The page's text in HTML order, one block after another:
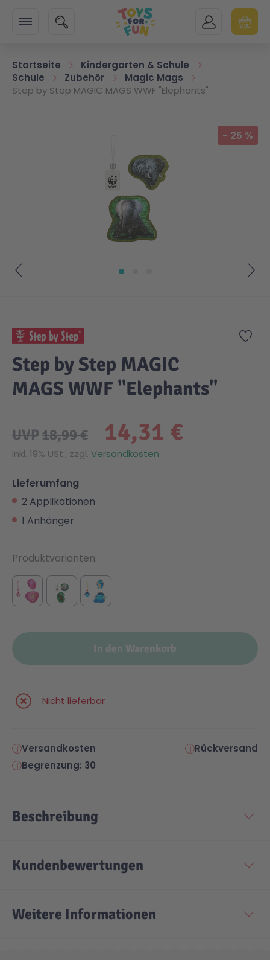
SUCHE MEIN KONTO
Startseite
Kindergarten & Schule
Schule
Zubehör
Magic Mags
Step by Step MAGIC MAGS WWF "Elephants"
- 25 %
Zur
Step by Step MAGIC
MAGS WWF "Elephants"
14,31 €
UVP18,99 €
Inkl. 19% USt., zzgl. Versandkosten
Lieferumfang
2 Applikationen
1 Anhänger
In den Warenkorb
Nicht lieferbar
Produktvarianten
Versandkosten
Rückversand
Begrenzung: 30
Beschreibung
Kundenbewertungen
Weitere Informationen